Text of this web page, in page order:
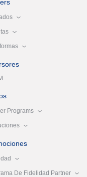
Programs
De Fidelidad Partner